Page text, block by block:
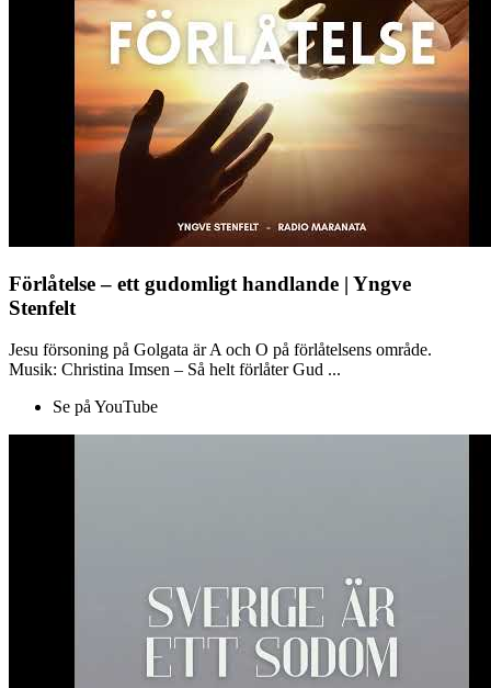
Förlåtelse – ett gudomligt handlande | Yngve
Stenfelt
Jesu försoning på Golgata är A och O på förlåtelsens område.
Musik: Christina Imsen – Så helt förlåter Gud ...
Se på YouTube